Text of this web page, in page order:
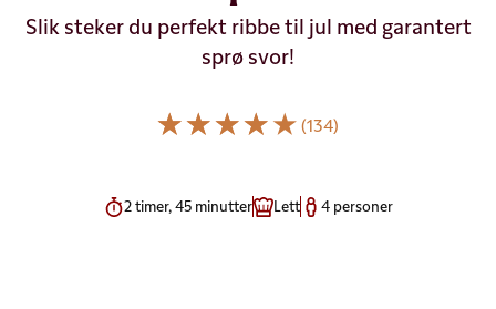
Slik steker du perfekt ribbe til jul med garantert
sprø svor!
(134)
2 timer, 45 minutter Lett 4 personer